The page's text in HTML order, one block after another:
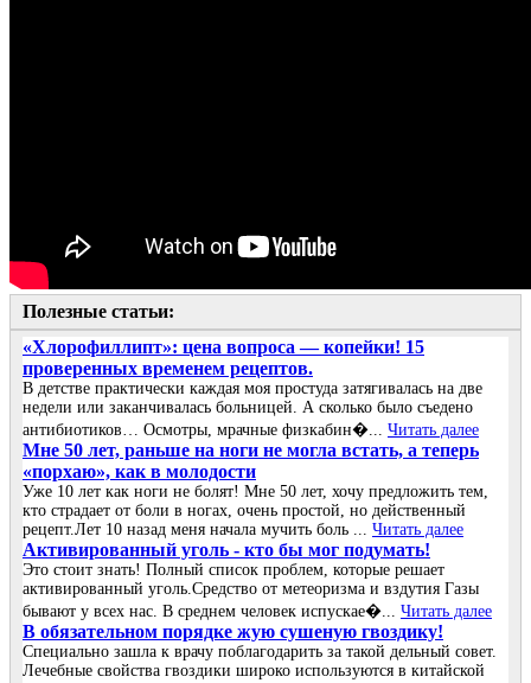
Полезные статьи:
«Хлорофиллипт»: цена вопроса — копейки! 15
проверенных временем рецептов.
В детстве практически каждая моя простуда затягивалась на две
недели или заканчивалась больницей. А сколько было съедено
антибиотиков… Осмотры, мрачные физкабин�... Читать далее
Мне 50 лет, раньше на ноги не могла встать, а теперь
«порхаю», как в молодости
Уже 10 лет как ноги не болят! Мне 50 лет, хочу предложить тем,
кто страдает от боли в ногах, очень простой, но действенный
рецепт.Лет 10 назад меня начала мучить боль ... Читать далее
Активированный уголь - кто бы мог подумать!
Это стоит знать! Полный список проблем, которые решает
активированный уголь.Средство от метеоризма и вздутия Газы
бывают у всех нас. В среднем человек испускае�... Читать далее
В обязательном порядке жую сушеную гвоздику!
Специально зашла к врачу поблагодарить за такой дельный совет.
Лечебные свойства гвоздики широко используются в китайской